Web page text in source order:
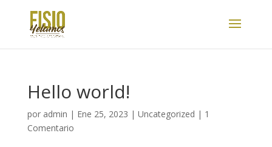
Hello world!
por admin | Ene 25, 2023 | Uncategorized | 1
Comentario